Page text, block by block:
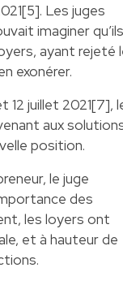
Les juges
imaginer qu’ils
ayant rejeté
exonérer.
12 juillet 2021[7],
aux
position.
le juge
des
les loyers ont
et à hauteur de